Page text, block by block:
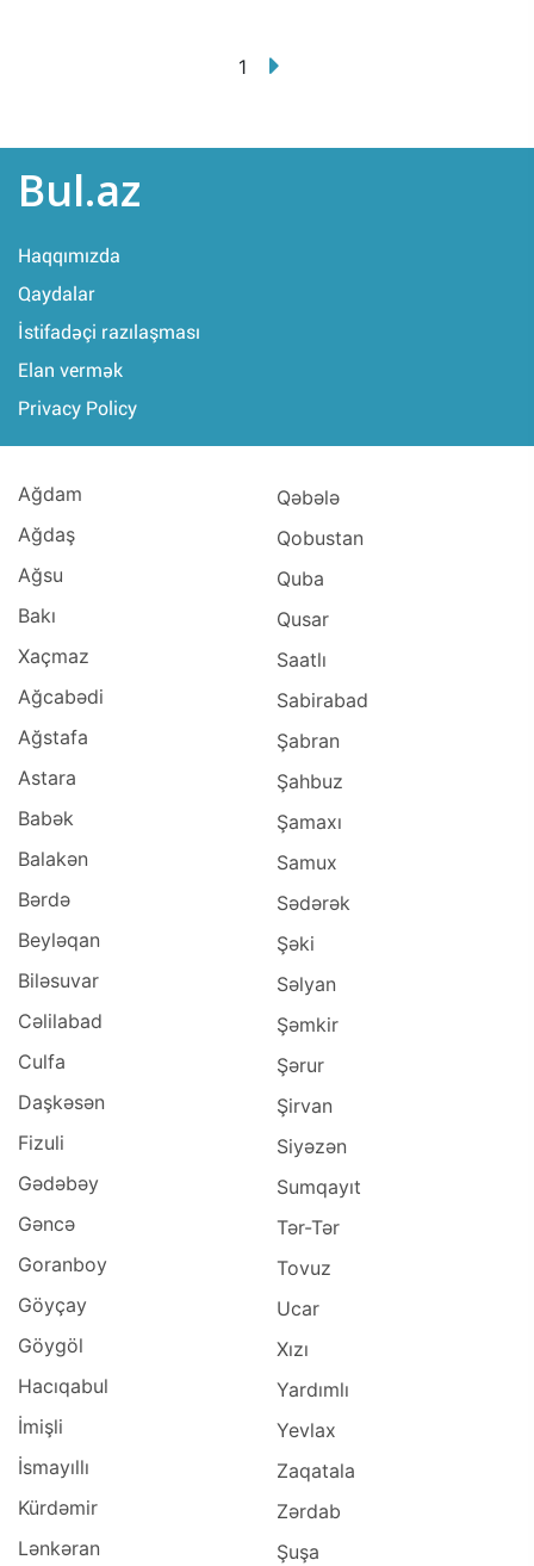
1
Bul.az
Haqqımızda
Qaydalar
İstifadəçi razılaşması
Elan vermək
Privacy Policy
Ağdam
Ağdaş
Ağsu
Bakı
Xaçmaz
Ağcabədi
Ağstafa
Astara
Babək
Balakən
Bərdə
Beyləqan
Biləsuvar
Cəlilabad
Culfa
Daşkəsən
Fizuli
Gədəbəy
Gəncə
Goranboy
Göyçay
Göygöl
Hacıqabul
İmişli
İsmayıllı
Kürdəmir
Lənkəran
Qəbələ
Qobustan
Quba
Qusar
Saatlı
Sabirabad
Şabran
Şahbuz
Şamaxı
Samux
Sədərək
Şəki
Səlyan
Şəmkir
Şərur
Şirvan
Siyəzən
Sumqayıt
Tər-Tər
Tovuz
Ucar
Xızı
Yardımlı
Yevlax
Zaqatala
Zərdab
Şuşa